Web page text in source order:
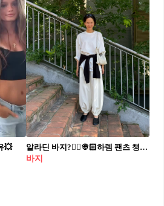
💥
알라딘 바지?🧞‍♂️👳🏻하렘 팬츠 챙겨둬
바지